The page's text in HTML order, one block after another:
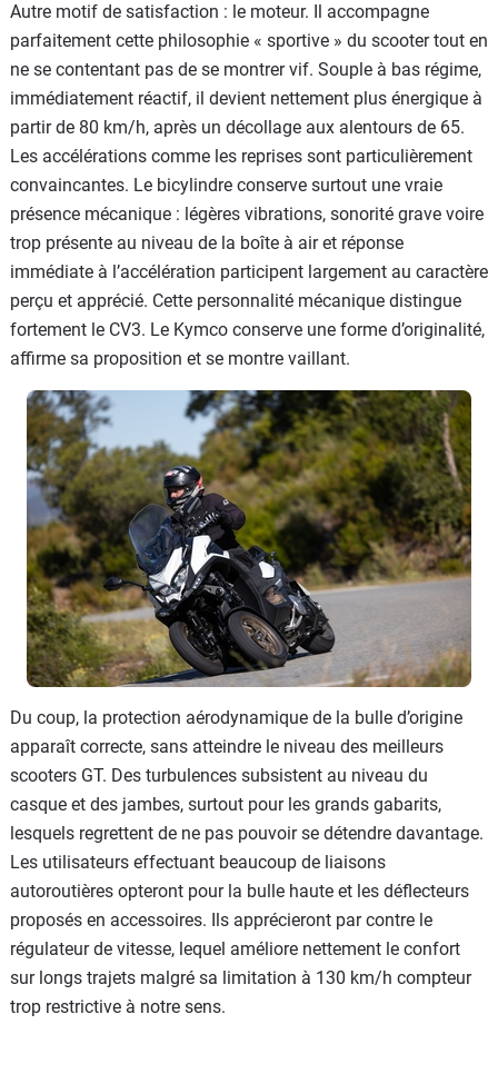
Autre motif de satisfaction : le moteur. Il accompagne
parfaitement cette philosophie « sportive » du scooter tout en
ne se contentant pas de se montrer vif. Souple à bas régime,
immédiatement réactif, il devient nettement plus énergique à
partir de 80 km/h, après un décollage aux alentours de 65.
Les accélérations comme les reprises sont particulièrement
convaincantes. Le bicylindre conserve surtout une vraie
présence mécanique : légères vibrations, sonorité grave voire
trop présente au niveau de la boîte à air et réponse
immédiate à l’accélération participent largement au caractère
perçu et apprécié. Cette personnalité mécanique distingue
fortement le CV3. Le Kymco conserve une forme d’originalité,
affirme sa proposition et se montre vaillant.
Du coup, la protection aérodynamique de la bulle d’origine
apparaît correcte, sans atteindre le niveau des meilleurs
scooters GT. Des turbulences subsistent au niveau du
casque et des jambes, surtout pour les grands gabarits,
lesquels regrettent de ne pas pouvoir se détendre davantage.
Les utilisateurs effectuant beaucoup de liaisons
autoroutières opteront pour la bulle haute et les déflecteurs
proposés en accessoires. Ils apprécieront par contre le
régulateur de vitesse, lequel améliore nettement le confort
sur longs trajets malgré sa limitation à 130 km/h compteur
trop restrictive à notre sens.